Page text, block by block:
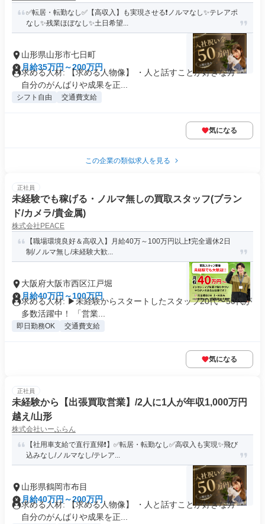
✅転居・転勤なし✅【高収入】も実現させる❗ノルマなし✨テレアポ
なし✨残業ほぼなし✨土日希望...
山形県山形市七日町
月給35万円～200万円
求める人材: 【求める人物像】 ・人と話すことが好きな方 ・
自分のがんばりや成果を正...
シフト自由 交通費支給
気になる
この企業の類似求人を見る
正社員
未経験でも稼げる・ノルマ無しの買取スタッフ(ブラン
ド/カメラ/貴金属)
株式会社PEACE
【職場環境良好＆高収入】月給40万～100万円以上❗完全週休2日
制/ノルマ無し/未経験大歓...
大阪府大阪市西区江戸堀
月給40万円～100万円
求める人材: ▶未経験からスタートしたスタッフ20代〜50代が
多数活躍中！ 「営業...
即日勤務OK 交通費支給
気になる
正社員
未経験から【出張買取営業】/2人に1人が年収1,000万円
越え/山形
株式会社いーふらん
【社用車支給で直行直帰❗】✅転居・転勤なし✅高収入も実現✨飛び
込みなし/ノルマなし/テレア...
山形県鶴岡市布目
月給40万円～200万円
求める人材: 【求める人物像】 ・人と話すことが好きな方 ・
自分のがんばりや成果を正...